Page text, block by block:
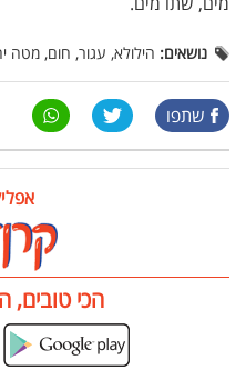
נושאים: הילולא, עגור, חום, מטה
שתפו
הכי טובים,